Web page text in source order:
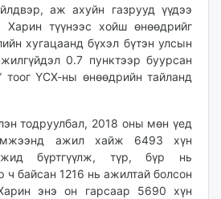
аж ахуйн газрууд үүдээ
түүнээс хойш өнөөдрийг
хугацаанд бүхэл бүтэн улсын
0.7 пунктээр буурсан
тоог ҮСХ-ны өнөөдрийн тайланд
тодруулбал, 2018 оны мөн үед
ажил хайж 6493 хүн
бүртгүүлж, түр, бүр нь
ч байсан 1216 нь ажилтай болсон
энэ он гарсаар 5690 хүн